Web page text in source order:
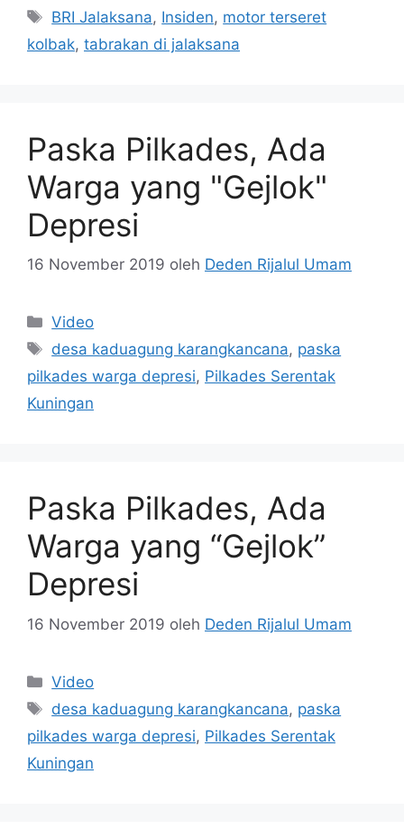
Tag
BRI Jalaksana, Insiden, motor terseret
kolbak, tabrakan di jalaksana
Paska Pilkades, Ada
Warga yang "Gejlok"
Depresi
16 November 2019 oleh Deden Rijalul Umam
Kategori
Video
Tag
desa kaduagung karangkancana, paska
pilkades warga depresi, Pilkades Serentak
Kuningan
Paska Pilkades, Ada
Warga yang “Gejlok”
Depresi
16 November 2019 oleh Deden Rijalul Umam
Kategori
Video
Tag
desa kaduagung karangkancana, paska
pilkades warga depresi, Pilkades Serentak
Kuningan